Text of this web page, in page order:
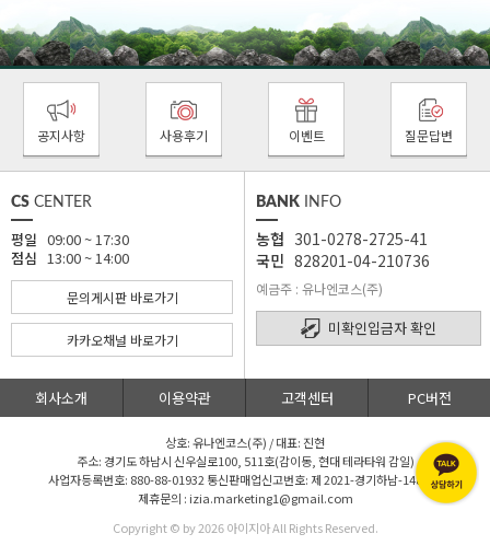
공지사항 사용후기 이벤트 질문답변
CS CENTER
평일 09:00 ~ 17:30
점심 13:00 ~ 14:00
문의게시판 바로가기
카카오채널 바로가기
BANK INFO
농협 301-0278-2725-41
국민 828201-04-210736
예금주 : 유나엔코스(주)
미확인입금자 확인
회사소개 이용약관 고객센터 PC버전
상호: 유나엔코스(주) / 대표: 진현
주소: 경기도 하남시 신우실로100, 511호(감이동, 현대 테라타워 감일)
사업자등록번호: 880-88-01932 통신판매업신고번호: 제 2021-경기하남-1480 호
제휴문의 : izia.marketing1@gmail.com
Copyright © by2026 아이지아 All Rights Reserved.